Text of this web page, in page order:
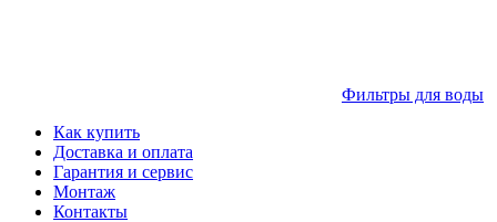
Фильтры для воды
Как купить
Доставка и оплата
Гарантия и сервис
Монтаж
Контакты